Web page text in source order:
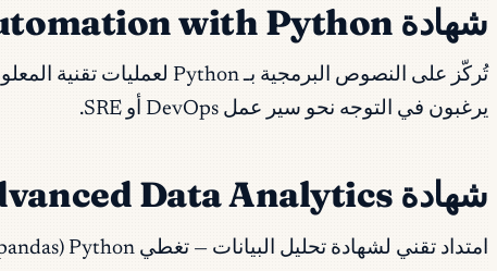
شهادة Google IT Automation with Python المهنية
يرغبون في التوجه نحو سير عمل DevOps أو SRE.
شهادة Google Advanced Data Analytics المهنية
امتداد تقني لشهادة تحليل البيانات — تغطي Python (pandas وNumPy وsklearn)، والإحصاء، والانحدار، وتعلم الآلة التمهيدي. محتوى انتقالي مفيد قبل برنامج ML متخصص.